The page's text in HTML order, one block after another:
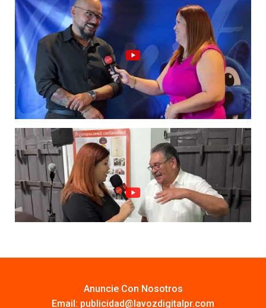
Anuncie Con Nosotros
Email: publicidad@lavozdigitalpr.com